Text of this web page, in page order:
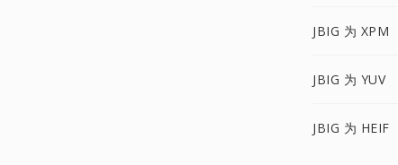
JBIG 为 XPM
JBIG 为 YUV
JBIG 为 HEIF